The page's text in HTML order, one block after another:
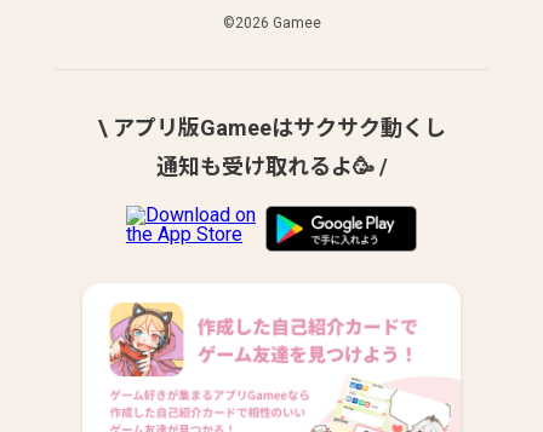
©︎2026 Gamee
\ アプリ版Gameeはサクサク動くし
通知も受け取れるよ🥳 /